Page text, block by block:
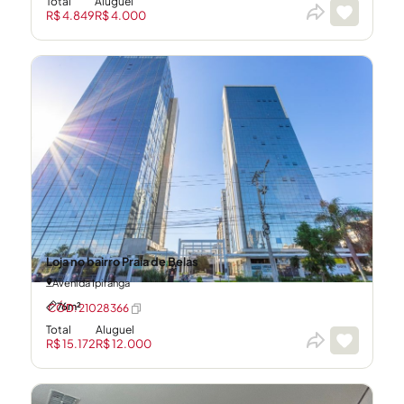
R$ 4.849R$ 4.000
Loja no bairro Praia de Belas
Avenida Ipiranga
76m²
Total
R$ 15.172
Aluguel
R$ 12.000
CÓD: 21028366